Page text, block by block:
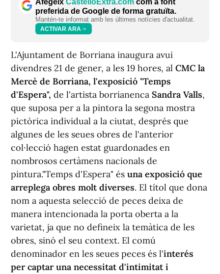
Afegeix CastellóExtra.com com a font
preferida de Google de forma gratuïta.
Mantén-te informat amb les últimes notícies d'actualitat.
ACTIVAR ARA
L'Ajuntament de Borriana inaugura avui
divendres 21 de gener, a les 19 hores, al CMC la
Mercè de Borriana, l'exposició "Temps
d'Espera", de l'artista borrianenca Sandra Valls,
que suposa per a la pintora la segona mostra
pictòrica individual a la ciutat, després que
algunes de les seues obres de l'anterior
col·lecció hagen estat guardonades en
nombrosos certàmens nacionals de
pintura."Temps d'Espera" és una exposició que
arreplega obres molt diverses. El títol que dona
nom a aquesta selecció de peces deixa de
manera intencionada la porta oberta a la
varietat, ja que no defineix la temàtica de les
obres, sinó el seu context. El comú
denominador en les seues peces és l'interés
per captar una necessitat d'intimitat i